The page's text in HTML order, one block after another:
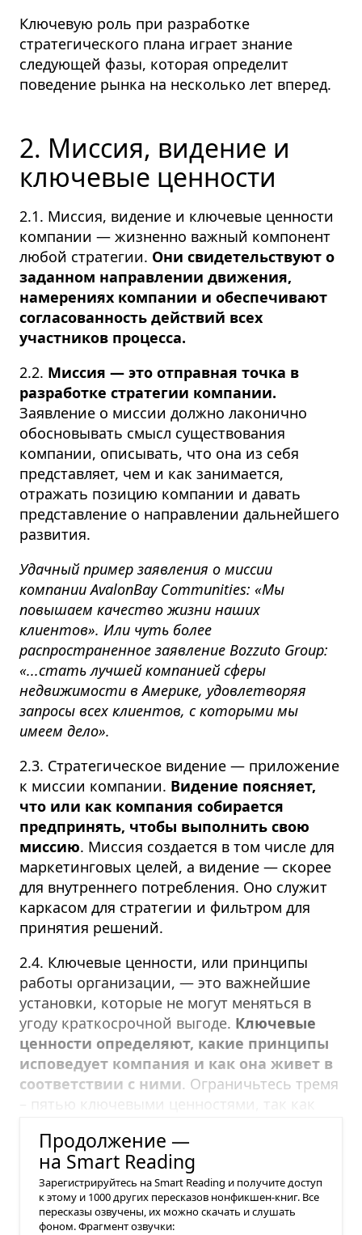
Ключевую роль при разработке
стратегического плана играет знание
следующей фазы, которая определит
поведение рынка на несколько лет вперед.
2. Миссия, видение и
ключевые ценности
2.1. Миссия, видение и ключевые ценности
компании — жизненно важный компонент
любой стратегии. Они свидетельствуют о
заданном направлении движения,
намерениях компании и обеспечивают
согласованность действий всех
участников процесса.
2.2. Миссия — это отправная точка в
разработке стратегии компании.
Заявление о миссии должно лаконично
обосновывать смысл существования
компании, описывать, что она из себя
представляет, чем и как занимается,
отражать позицию компании и давать
представление о направлении дальнейшего
развития.
Удачный пример заявления о миссии
компании AvalonBay Communities: «Мы
повышаем качество жизни наших
клиентов». Или чуть более
распространенное заявление Bozzuto Group:
«...стать лучшей компанией сферы
недвижимости в Америке, удовлетворяя
запросы всех клиентов, с которыми мы
имеем дело».
2.3. Стратегическое видение — приложение
к миссии компании. Видение поясняет,
что или как компания собирается
предпринять, чтобы выполнить свою
миссию. Миссия создается в том числе для
маркетинговых целей, а видение — скорее
для внутреннего потребления. Оно служит
каркасом для стратегии и фильтром для
принятия решений.
2.4. Ключевые ценности, или принципы
работы организации, — это важнейшие
установки, которые не могут меняться в
угоду краткосрочной выгоде. Ключевые
ценности определяют, какие принципы
исповедует компания и как она живет в
соответствии с ними. Ограничьтесь тремя
– пятью ключевыми ценностями, так как
Продолжение —
на Smart Reading
Зарегистрируйтесь на Smart Reading и получите доступ
к этому и 1000 других пересказов нонфикшен-книг. Все
пересказы озвучены, их можно скачать и слушать
фоном. Фрагмент озвучки: